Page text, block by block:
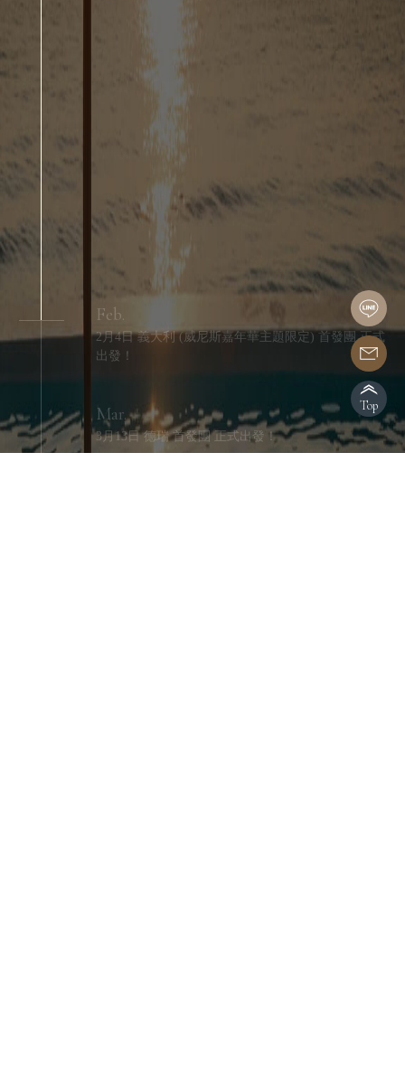
Feb.
2月4日 義大利 (威尼斯嘉年華主題限定) 首發團 正式
出發！
Mar.
3月13日 德瑞 首發團 正式出發！
Top